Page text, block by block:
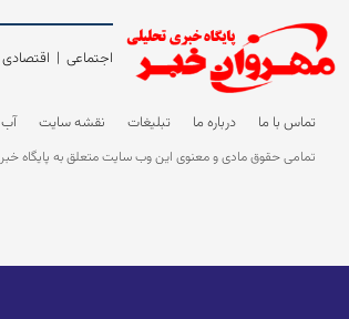
اجتماعی | اقتصادی
تماس با ما درباره ما تبلیغات نقشه سایت
تمامی حقوق مادی و معنوی این وب سایت متعلق به پایگاه